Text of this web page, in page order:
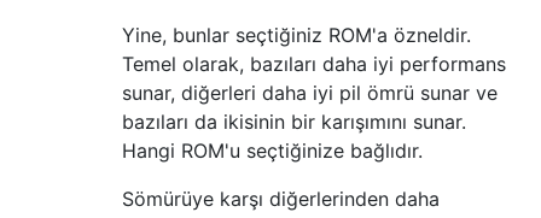
Yine, bunlar seçtiğiniz ROM'a özneldir.
Temel olarak, bazıları daha iyi performans
sunar, diğerleri daha iyi pil ömrü sunar ve
bazıları da ikisinin bir karışımını sunar.
Hangi ROM'u seçtiğinize bağlıdır.
Sömürüye karşı diğerlerinden daha